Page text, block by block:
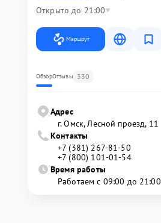
Открыто до 21:00
Маршрут
ОбзорОтзывы 330
Адрес
г. Омск, ​Лесной проезд, 11
Контакты
+7 (381) 267-81-50
+7 (800) 101-01-54
Время работы
Работаем с 09:00 до 21:00